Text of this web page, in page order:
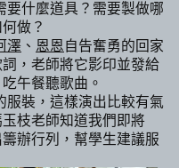
什麼道具？需要製做哪
做？
澤 、 恩恩自告奮勇的回家
，老師將它影印並發給
午餐聽歌曲。
服裝，這樣演出比較有氣
枝老師知道我們即將
辦行列，幫學生建議服